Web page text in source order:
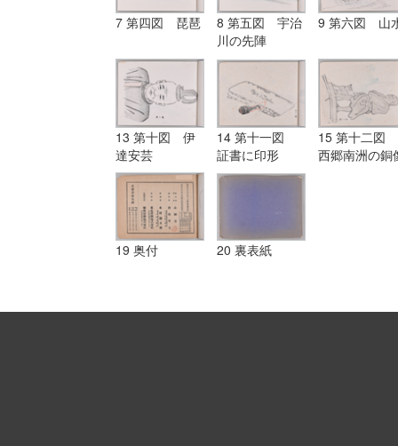
7 第四図 琵琶
8 第五図 宇治
川の先陣
9 第六図 山
13 第十図 伊
達安芸
14 第十一図
証書に印形
15 第十二図
西郷南洲の銅
19 奥付 20 裏表紙